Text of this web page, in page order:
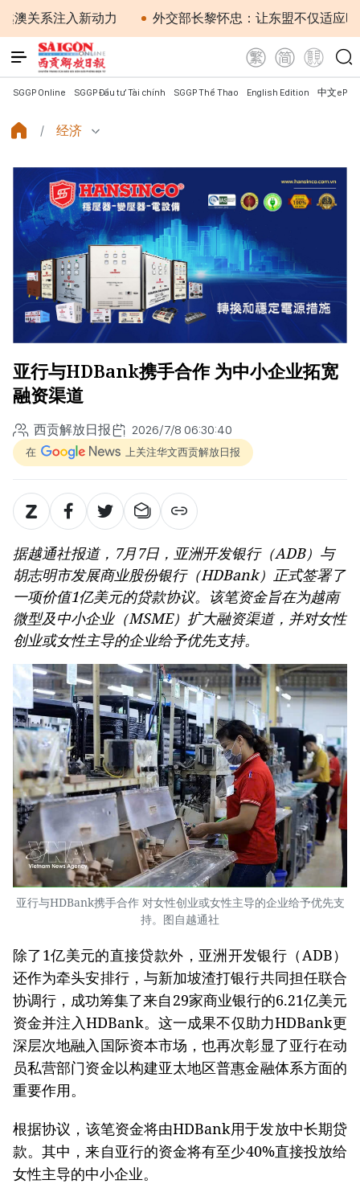
系注入新动力 外交部长黎怀忠：让东盟不仅适应时代
SGGP Online SGGP Đầu tư Tài chính SGGP Thể Thao English Edition 中文
经济
亚行与HDBank携手合作 为中小企业拓宽
融资渠道
西贡解放日报 2026/7/8 06:30:40
在 上关注华文西贡解放日报
据越通社报道，7月7日，亚洲开发银行（ADB）与
胡志明市发展商业股份银行（HDBank）正式签署了
一项价值1亿美元的贷款协议。该笔资金旨在为越南
微型及中小企业（MSME）扩大融资渠道，并对女性
创业或女性主导的企业给予优先支持。
亚行与HDBank携手合作 对女性创业或女性主导的企业给予优先支
持。图自越通社
除了1亿美元的直接贷款外，亚洲开发银行（ADB）
还作为牵头安排行，与新加坡渣打银行共同担任联合
协调行，成功筹集了来自29家商业银行的6.21亿美元
资金并注入HDBank。这一成果不仅助力HDBank更
深层次地融入国际资本市场，也再次彰显了亚行在动
员私营部门资金以构建亚太地区普惠金融体系方面的
重要作用。
根据协议，该笔资金将由HDBank用于发放中长期贷
款。其中，来自亚行的资金将有至少40%直接投放给
女性主导的中小企业。